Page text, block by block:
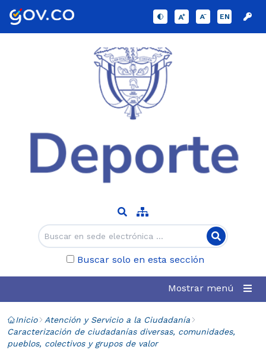
EN
Buscar solo en esta sección
Mostrar menú
Inicio
Atención y Servicio a la Ciudadanía
Caracterización de ciudadanías diversas, comunidades,
pueblos, colectivos y grupos de valor